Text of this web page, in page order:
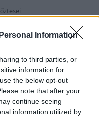
Information
to third parties, or
information for
the below opt-out
note that after your
continue seeing
information utilized by